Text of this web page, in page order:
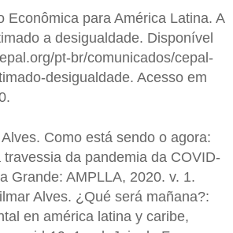
Econômica para América Latina. A
a desigualdade. Disponível
pt-br/comunicados/cepal-
desigualdade. Acesso em
Como está sendo o agora:
da pandemia da COVID-
Grande: AMPLLA, 2020. v. 1.
Alves. ¿Qué será mañana?:
en américa latina y caribe,